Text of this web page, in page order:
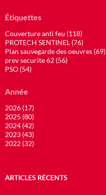
Étiquettes
Couverture anti feu (118)
PROTECH SENTINEL (76)
Plan sauvegarde des oeuvres (69)
prev securite 62 (56)
PSO (54)
Année
2026 (17)
2025 (80)
2024 (42)
2023 (43)
2022 (32)
ARTICLES RÉCENTS